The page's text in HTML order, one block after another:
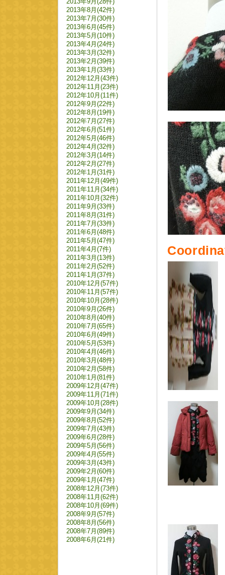
2013年8月(42件)
2013年7月(30件)
2013年6月(45件)
2013年5月(10件)
2013年4月(24件)
2013年3月(32件)
2013年2月(39件)
2013年1月(33件)
2012年12月(43件)
2012年11月(23件)
2012年10月(11件)
2012年9月(22件)
2012年8月(19件)
2012年7月(27件)
2012年6月(51件)
2012年5月(46件)
2012年4月(32件)
2012年3月(14件)
2012年2月(27件)
2012年1月(31件)
2011年12月(49件)
2011年11月(34件)
2011年10月(32件)
2011年9月(33件)
2011年8月(31件)
2011年7月(33件)
2011年6月(48件)
2011年5月(47件)
2011年4月(7件)
2011年3月(13件)
2011年2月(52件)
2011年1月(37件)
2010年12月(57件)
2010年11月(57件)
2010年10月(28件)
2010年9月(26件)
2010年8月(40件)
2010年7月(65件)
2010年6月(49件)
2010年5月(53件)
2010年4月(46件)
2010年3月(48件)
2010年2月(58件)
2010年1月(81件)
2009年12月(47件)
2009年11月(71件)
2009年10月(28件)
2009年9月(34件)
2009年8月(52件)
2009年7月(43件)
2009年6月(28件)
2009年5月(56件)
2009年4月(55件)
2009年3月(43件)
2009年2月(60件)
2009年1月(47件)
2008年12月(73件)
2008年11月(62件)
2008年10月(69件)
2008年9月(57件)
2008年8月(56件)
2008年7月(89件)
2008年6月(21件)